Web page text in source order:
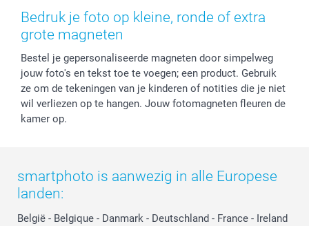
Herroepingsrecht
Privacy
Reviews
Prijslijst
Investor Relations
Mijn orderstatus
smartbonus
service@smartphoto.nl
Affiliate partnerprogramma
Partnerships
Influencer partnerprogramma
Baby
Moederdag
Huwelijk
Bedruk je foto op kleine, ronde of extra
grote magneten
Bestel je gepersonaliseerde magneten door simpelweg
jouw foto's en tekst toe te voegen; een product. Gebruik
ze om de tekeningen van je kinderen of notities die je niet
wil verliezen op te hangen. Jouw fotomagneten fleuren de
kamer op.
smartphoto is aanwezig in alle Europese
landen:
België - Belgique - Danmark - Deutschland - France - Ireland